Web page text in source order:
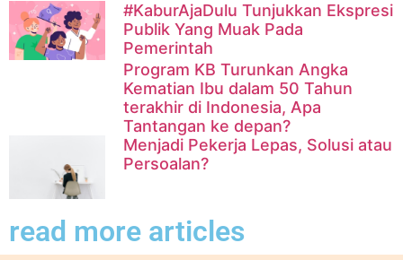
#KaburAjaDulu Tunjukkan Ekspresi
Publik Yang Muak Pada
Pemerintah
Program KB Turunkan Angka
Kematian Ibu dalam 50 Tahun
terakhir di Indonesia, Apa
Tantangan ke depan?
Menjadi Pekerja Lepas, Solusi atau
Persoalan?
read more articles